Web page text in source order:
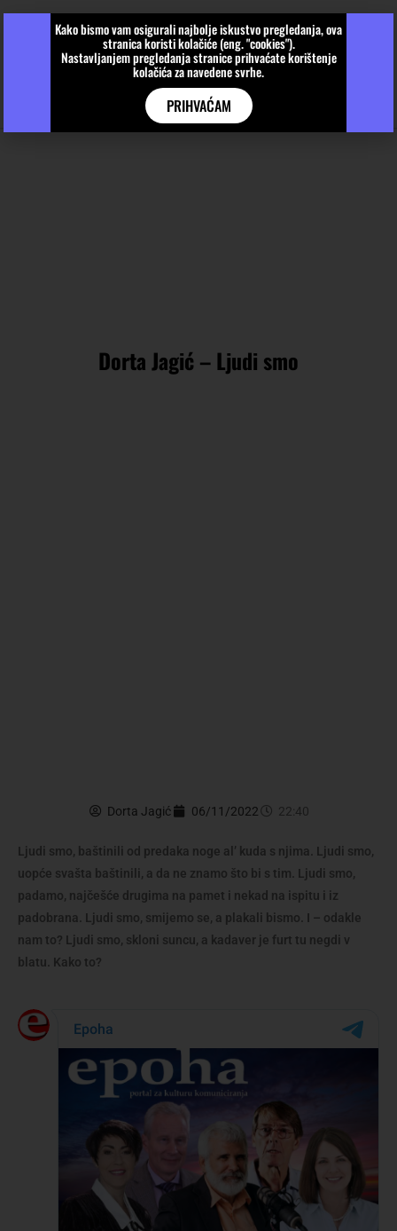
Dorta Jagić – Ljudi smo
Dorta Jagić 06/11/2022 22:40
Ljudi smo, baštinili od predaka noge al’ kuda s njima. Ljudi smo,
uopće svašta baštinili, a da ne znamo što bi s tim. Ljudi smo,
padamo, najčešće drugima na pamet i nekad na ispitu i iz
padobrana. Ljudi smo, smijemo se, a plakali bismo. I – odakle
nam to? Ljudi smo, skloni suncu, a kadaver je furt tu negdi v
blatu. Kako to?
Kako bismo vam osigurali najbolje iskustvo pregledanja, ova
stranica koristi kolačiće (eng. "cookies").
Nastavljanjem pregledanja stranice prihvaćate korištenje
kolačića za navedene svrhe.
PRIHVAĆAM